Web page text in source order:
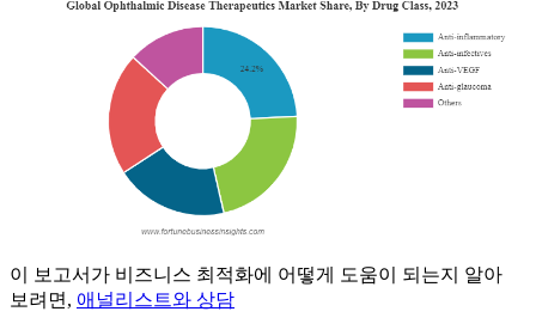
이 보고서가 비즈니스 최적화에 어떻게 도움이 되는지 알아
보려면, 애널리스트와 상담